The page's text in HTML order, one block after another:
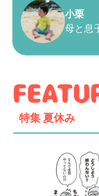
小栗
母と息
特集 夏休み